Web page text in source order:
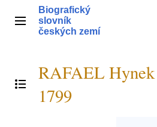
obsahHlavní menu
Biografický
slovník
českých zemí
Přepnout obsah
RAFAEL
1799